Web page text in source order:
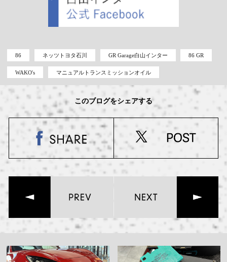
86 ネッツトヨタ石川 GR Garage白山インター 86 GR
WAKO's マニュアルトランスミッションオイル
このブログをシェアする